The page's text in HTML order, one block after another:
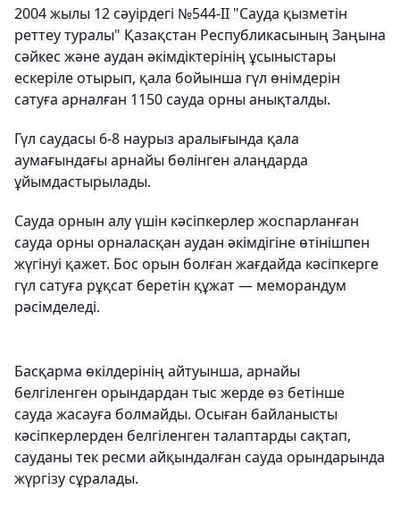
2004 жылы 12 сәуірдегі №544-II "Сауда қызметін
реттеу туралы" Қазақстан Республикасының Заңына
сәйкес және аудан әкімдіктерінің ұсыныстары
ескеріле отырып, қала бойынша гүл өнімдерін
сатуға арналған 1150 сауда орны анықталды.
Гүл саудасы 6-8 наурыз аралығында қала
аумағындағы арнайы бөлінген алаңдарда
ұйымдастырылады.
Сауда орнын алу үшін кәсіпкерлер жоспарланған
сауда орны орналасқан аудан әкімдігіне өтінішпен
жүгінуі қажет. Бос орын болған жағдайда кәсіпкерге
гүл сатуға рұқсат беретін құжат — меморандум
рәсімделеді.
Басқарма өкілдерінің айтуынша, арнайы
белгіленген орындардан тыс жерде өз бетінше
сауда жасауға болмайды. Осыған байланысты
кәсіпкерлерден белгіленген талаптарды сақтап,
сауданы тек ресми айқындалған сауда орындарында
жүргізу сұралады.